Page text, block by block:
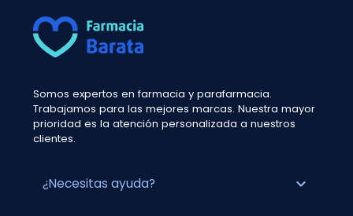
Somos expertos en farmacia y parafarmacia.
Trabajamos para las mejores marcas. Nuestra mayor
prioridad es la atención personalizada a nuestros
clientes.
¿Necesitas ayuda? expand_more